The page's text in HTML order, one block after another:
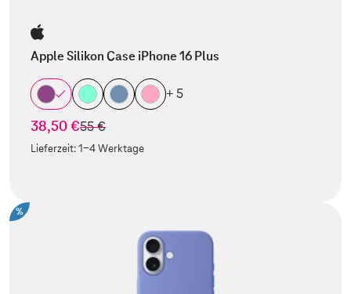
Apple Silikon Case iPhone 16 Plus
+ 5
38,50 €statt
55 €
Lieferzeit:1-4 Werktage
%